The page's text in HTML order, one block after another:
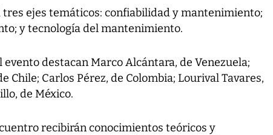
ejes temáticos: confiabilidad y mantenimiento;
y tecnología del mantenimiento.
destacan Marco Alcántara, de Venezuela;
Chile; Carlos Pérez, de Colombia; Lourival Tavares,
de México.
recibirán conocimientos teóricos y